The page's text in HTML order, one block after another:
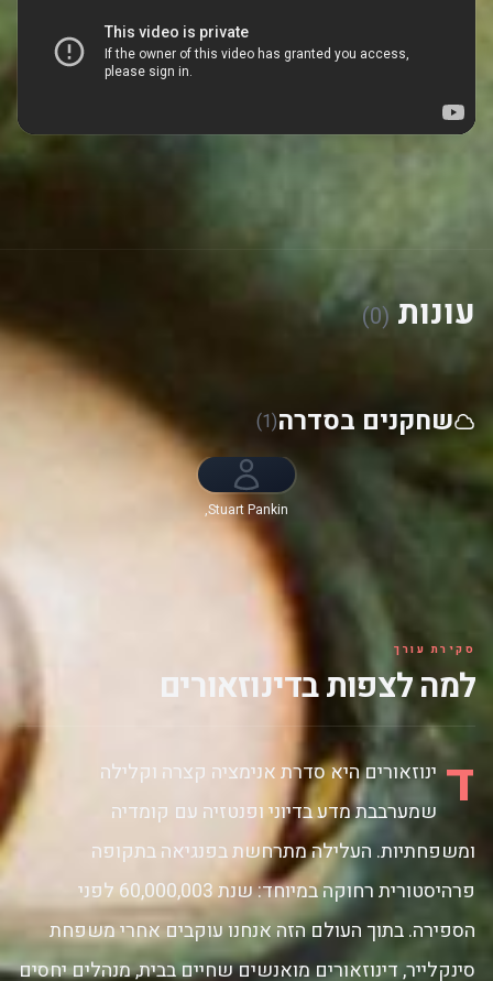
עונות(0)
שחקנים בסדרה(1)
Stuart Pankin,
ג'סיקה וולטר,
Jason
סקירת עורך
למה לצפות בדינוזאורים
ד ינוזאורים היא סדרת אנימציה קצרה וקלילה
שמערבבת מדע בדיוני ופנטזיה עם קומדיה
ומשפחתיות. העלילה מתרחשת בפנגיאה בתקופה
פרהיסטורית רחוקה במיוחד: שנת 60,000,003 לפני
הספירה. בתוך העולם הזה אנחנו עוקבים אחרי משפחת
סינקלייר, דינוזאורים מואנשים שחיים בבית, מנהלים יחסים